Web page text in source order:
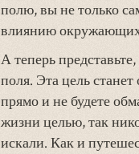
полю, вы не только
влиянию
А теперь
поля. Эта цель
прямо и не будете
жизни целью, так
искали. Как и